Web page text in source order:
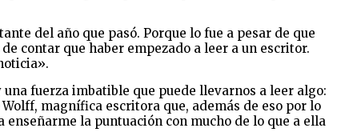
del año que pasó. Porque lo fue a pesar de que
contar que haber empezado a leer a un escritor.
fuerza imbatible que puede llevarnos a leer algo:
magnífica escritora que, además de eso por lo
enseñarme la puntuación con mucho de lo que a ella